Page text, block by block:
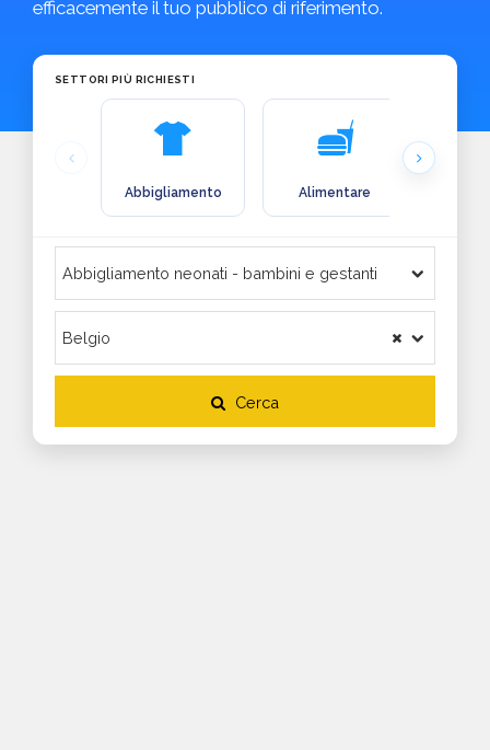
efficacemente il tuo pubblico di riferimento.
SETTORI PIÙ RICHIESTI
Abbigliamento Alimentare
Cerca